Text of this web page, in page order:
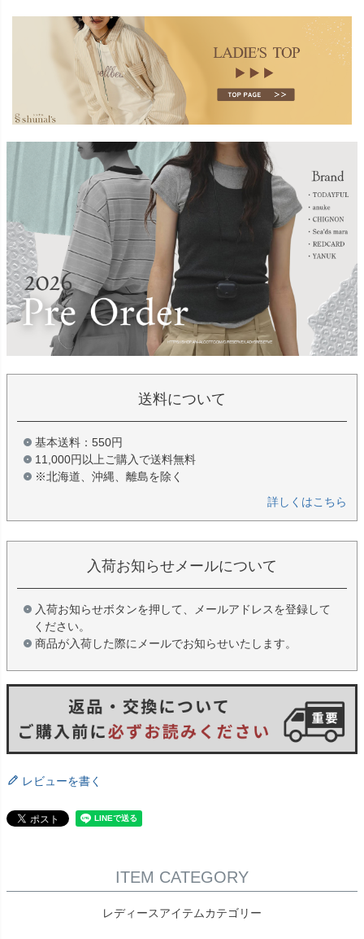
送料について
基本送料：550円
11,000円以上ご購入で送料無料
※北海道、沖縄、離島を除く
詳しくはこちら
入荷お知らせメールについて
入荷お知らせボタンを押して、メールアドレスを登録して
ください。
商品が入荷した際にメールでお知らせいたします。
レビューを書く
ITEM CATEGORY
レディースアイテムカテゴリー